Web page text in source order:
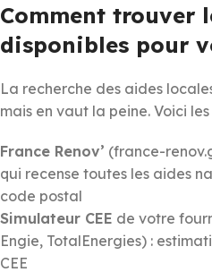
Comment trouver
disponibles pour
La recherche des aides
mais en vaut la peine. Voici
France Renov’ (france-
qui recense toutes les aides
code postal
Simulateur CEE de votre
Engie, TotalEnergies) :
CEE